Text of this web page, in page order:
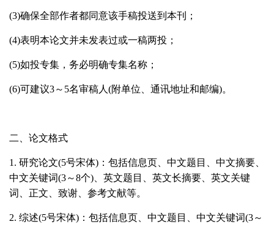
(3)确保全部作者都同意该手稿投送到本刊；
(4)表明本论文并未发表过或一稿两投；
(5)如投专集，务必明确专集名称；
(6)可建议3～ 5名审稿人 (附单位、通讯地址和邮编)。
二、论文格式
1. 研究论文(5号宋体) ：包括信息页、中文题目、中文摘要、
中文关键词(3～8个) 、英文题目、英文长摘要、英文关键
词、正文、致谢、参考文献等。
2. 综述(5号宋体) ：包括信息页、中文题目、中文关键词(3～